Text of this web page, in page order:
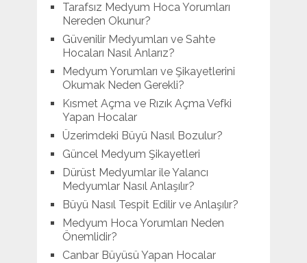
Tarafsız Medyum Hoca Yorumları
Nereden Okunur?
Güvenilir Medyumları ve Sahte
Hocaları Nasıl Anlarız?
Medyum Yorumları ve Şikayetlerini
Okumak Neden Gerekli?
Kısmet Açma ve Rızık Açma Vefki
Yapan Hocalar
Üzerimdeki Büyü Nasıl Bozulur?
Güncel Medyum Şikayetleri
Dürüst Medyumlar ile Yalancı
Medyumlar Nasıl Anlaşılır?
Büyü Nasıl Tespit Edilir ve Anlaşılır?
Medyum Hoca Yorumları Neden
Önemlidir?
Canbar Büyüsü Yapan Hocalar